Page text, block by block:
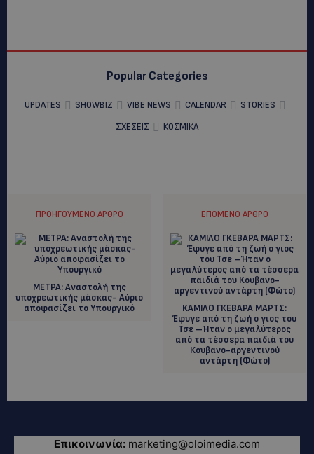
Popular Categories
UPDATES SHOWBIZ VIBE NEWS CALENDAR
STORIES
ΣΧΕΣΕΙΣ
ΚΟΣΜΙΚΑ
ΠΡΟΗΓΟΎΜΕΝΟ ΆΡΘΡΟ
ΜΕΤΡΑ: Αναστολή της
υποχρεωτικής μάσκας- Αύριο
αποφασίζει το Υπουργικό
ΕΠΌΜΕΝΟ ΆΡΘΡΟ
ΚΑΜΙΛΟ ΓΚΕΒΑΡΑ ΜΑΡΤΣ:
Έφυγε από τη ζωή ο γιος του
Τσε –Ήταν ο μεγαλύτερος
από τα τέσσερα παιδιά του
Κουβανο-αργεντινού
αντάρτη (Φώτο)
Επικοινωνία: marketing@oloimedia.com